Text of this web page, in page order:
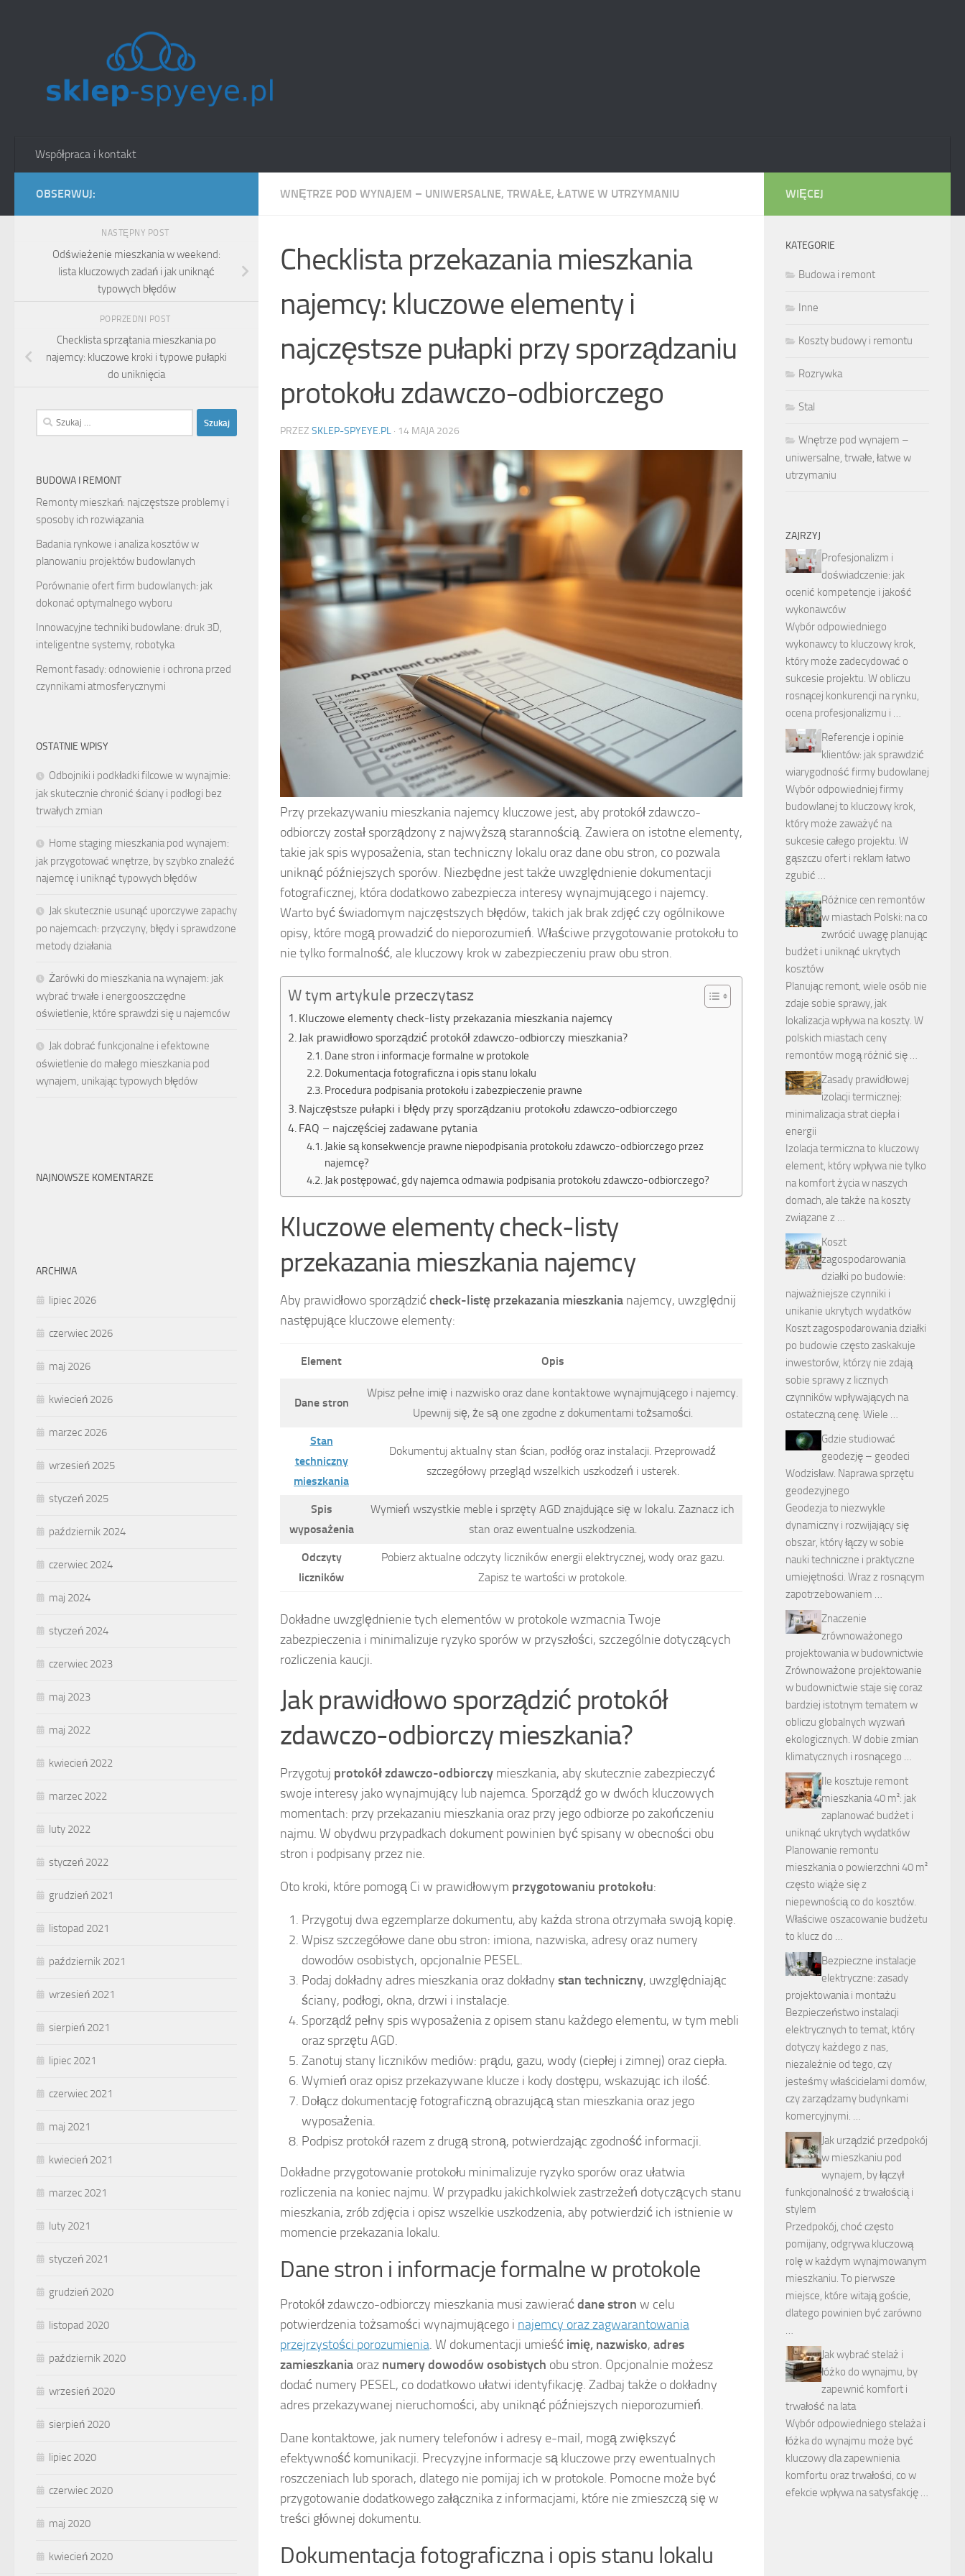
Współpraca i kontakt
WNĘTRZE POD WYNAJEM – UNIWERSALNE, TRWAŁE, ŁATWE W UTRZYMANIU
Checklista przekazania mieszkania
najemcy: kluczowe elementy i
najczęstsze pułapki przy sporządzaniu
protokołu zdawczo-odbiorczego
PRZEZ SKLEP-SPYEYE.PL · 14 MAJA 2026
Przy przekazywaniu mieszkania najemcy kluczowe jest, aby protokół zdawczo-
odbiorczy został sporządzony z najwyższą starannością. Zawiera on istotne elementy,
takie jak spis wyposażenia, stan techniczny lokalu oraz dane obu stron, co pozwala
uniknąć późniejszych sporów. Niezbędne jest także uwzględnienie dokumentacji
fotograficznej, która dodatkowo zabezpiecza interesy wynajmującego i najemcy.
Warto być świadomym najczęstszych błędów, takich jak brak zdjęć czy ogólnikowe
opisy, które mogą prowadzić do nieporozumień. Właściwe przygotowanie protokołu to
nie tylko formalność, ale kluczowy krok w zabezpieczeniu praw obu stron.
W tym artykule przeczytasz
Kluczowe elementy check-listy przekazania mieszkania najemcy
Jak prawidłowo sporządzić protokół zdawczo-odbiorczy mieszkania?
Dane stron i informacje formalne w protokole
Dokumentacja fotograficzna i opis stanu lokalu
Procedura podpisania protokołu i zabezpieczenie prawne
Najczęstsze pułapki i błędy przy sporządzaniu protokołu zdawczo-odbiorczego
FAQ – najczęściej zadawane pytania
Jakie są konsekwencje prawne niepodpisania protokołu zdawczo-odbiorczego przez
najemcę?
Jak postępować, gdy najemca odmawia podpisania protokołu zdawczo-odbiorczego?
Kluczowe elementy check-listy
przekazania mieszkania najemcy
Aby prawidłowo sporządzićcheck-listę przekazania mieszkania najemcy, uwzględnij
następujące kluczowe elementy:
Element Opis
Dane stron
Wpisz pełne imię i nazwisko oraz dane kontaktowe wynajmującego i najemcy.
Upewnij się, że są one zgodne z dokumentami tożsamości.
Stan
techniczny
mieszkania
Dokumentuj aktualny stan ścian, podłóg oraz instalacji. Przeprowadź
szczegółowy przegląd wszelkich uszkodzeń i usterek.
Spis
wyposażenia
Wymień wszystkie meble i sprzęty AGD znajdujące się w lokalu. Zaznacz ich
stan oraz ewentualne uszkodzenia.
Odczyty
liczników
Pobierz aktualne odczyty liczników energii elektrycznej, wody oraz gazu.
Zapisz te wartości w protokole.
Dokładne uwzględnienie tych elementów w protokole wzmacnia Twoje
zabezpieczenia i minimalizuje ryzyko sporów w przyszłości, szczególnie dotyczących
rozliczenia kaucji.
Jak prawidłowo sporządzić protokół
zdawczo-odbiorczy mieszkania?
Przygotuj protokół zdawczo-odbiorczy mieszkania, aby skutecznie zabezpieczyć
swoje interesy jako wynajmujący lub najemca. Sporządź go w dwóch kluczowych
momentach: przy przekazaniu mieszkania oraz przy jego odbiorze po zakończeniu
najmu. W obydwu przypadkach dokument powinien być spisany w obecności obu
stron i podpisany przez nie.
Oto kroki, które pomogą Ci w prawidłowym przygotowaniu protokołu:
Przygotuj dwa egzemplarze dokumentu, aby każda strona otrzymała swoją kopię.
Wpisz szczegółowe dane obu stron: imiona, nazwiska, adresy oraz numery
dowodów osobistych, opcjonalnie PESEL.
Podaj dokładny adres mieszkania oraz dokładny stan techniczny, uwzględniając
ściany, podłogi, okna, drzwi i instalacje.
Sporządź pełny spis wyposażenia z opisem stanu każdego elementu, w tym mebli
oraz sprzętu AGD.
Zanotuj stany liczników mediów: prądu, gazu, wody (ciepłej i zimnej) oraz ciepła.
Wymień oraz opisz przekazywane klucze i kody dostępu, wskazując ich ilość.
Dołącz dokumentację fotograficzną obrazującą stan mieszkania oraz jego
wyposażenia.
Podpisz protokół razem z drugą stroną, potwierdzając zgodność informacji.
Dokładne przygotowanie protokołu minimalizuje ryzyko sporów oraz ułatwia
rozliczenia na koniec najmu. W przypadku jakichkolwiek zastrzeżeń dotyczących stanu
mieszkania, zrób zdjęcia i opisz wszelkie uszkodzenia, aby potwierdzić ich istnienie w
momencie przekazania lokalu.
Dane stron i informacje formalne w protokole
Protokół zdawczo-odbiorczy mieszkania musi zawieraćdane stron w celu
potwierdzenia tożsamości wynajmującego i najemcy oraz zagwarantowania
przejrzystości porozumienia. W dokumentacji umieść imię, nazwisko, adres
zamieszkania oraz numery dowodów osobistych obu stron. Opcjonalnie możesz
dodać numery PESEL, co dodatkowo ułatwi identyfikację. Zadbaj także o dokładny
adres przekazywanej nieruchomości, aby uniknąć późniejszych nieporozumień.
Dane kontaktowe, jak numery telefonów i adresy e-mail, mogą zwiększyć
efektywność komunikacji. Precyzyjne informacje są kluczowe przy ewentualnych
roszczeniach lub sporach, dlatego nie pomijaj ich w protokole. Pomocne może być
przygotowanie dodatkowego załącznika z informacjami, które nie zmieszczą się w
treści głównej dokumentu.
Dokumentacja fotograficzna i opis stanu lokalu
OBSERWUJ:
NASTĘPNY POST
Odświeżenie mieszkania w weekend:
lista kluczowych zadań i jak uniknąć
typowych błędów
POPRZEDNI POST
Checklista sprzątania mieszkania po
najemcy: kluczowe kroki i typowe pułapki
do uniknięcia
Szukaj:
BUDOWA I REMONT
Remonty mieszkań: najczęstsze problemy i
sposoby ich rozwiązania
Badania rynkowe i analiza kosztów w
planowaniu projektów budowlanych
Porównanie ofert firm budowlanych: jak
dokonać optymalnego wyboru
Innowacyjne techniki budowlane: druk 3D,
inteligentne systemy, robotyka
Remont fasady: odnowienie i ochrona przed
czynnikami atmosferycznymi
OSTATNIE WPISY
Odbojniki i podkładki filcowe w wynajmie:
jak skutecznie chronić ściany i podłogi bez
trwałych zmian
Home staging mieszkania pod wynajem:
jak przygotować wnętrze, by szybko znaleźć
najemcę i uniknąć typowych błędów
Jak skutecznie usunąć uporczywe zapachy
po najemcach: przyczyny, błędy i sprawdzone
metody działania
Żarówki do mieszkania na wynajem: jak
wybrać trwałe i energooszczędne
oświetlenie, które sprawdzi się u najemców
Jak dobrać funkcjonalne i efektowne
oświetlenie do małego mieszkania pod
wynajem, unikając typowych błędów
NAJNOWSZE KOMENTARZE
ARCHIWA
lipiec 2026
czerwiec 2026
maj 2026
kwiecień 2026
marzec 2026
wrzesień 2025
styczeń 2025
październik 2024
czerwiec 2024
maj 2024
styczeń 2024
czerwiec 2023
maj 2023
maj 2022
kwiecień 2022
marzec 2022
luty 2022
styczeń 2022
grudzień 2021
listopad 2021
październik 2021
wrzesień 2021
sierpień 2021
lipiec 2021
czerwiec 2021
maj 2021
kwiecień 2021
marzec 2021
luty 2021
styczeń 2021
grudzień 2020
listopad 2020
październik 2020
wrzesień 2020
sierpień 2020
lipiec 2020
czerwiec 2020
maj 2020
kwiecień 2020
WIĘCEJ
KATEGORIE
Budowa i remont
Inne
Koszty budowy i remontu
Rozrywka
Stal
Wnętrze pod wynajem –
uniwersalne, trwałe, łatwe w
utrzymaniu
ZAJRZYJ
Profesjonalizm i
doświadczenie: jak
ocenić kompetencje i jakość
wykonawców
Wybór odpowiedniego
wykonawcy to kluczowy krok,
który może zadecydować o
sukcesie projektu. W obliczu
rosnącej konkurencji na rynku,
ocena profesjonalizmu i …
Referencje i opinie
klientów: jak sprawdzić
wiarygodność firmy budowlanej
Wybór odpowiedniej firmy
budowlanej to kluczowy krok,
który może zaważyć na
sukcesie całego projektu. W
gąszczu ofert i reklam łatwo
zgubić …
Różnice cen remontów
w miastach Polski: na co
zwrócić uwagę planując
budżet i uniknąć ukrytych
kosztów
Planując remont, wiele osób nie
zdaje sobie sprawy, jak
lokalizacja wpływa na koszty. W
polskich miastach ceny
remontów mogą różnić się …
Zasady prawidłowej
izolacji termicznej:
minimalizacja strat ciepła i
energii
Izolacja termiczna to kluczowy
element, który wpływa nie tylko
na komfort życia w naszych
domach, ale także na koszty
związane z …
Koszt
zagospodarowania
działki po budowie:
najważniejsze czynniki i
unikanie ukrytych wydatków
Koszt zagospodarowania działki
po budowie często zaskakuje
inwestorów, którzy nie zdają
sobie sprawy z licznych
czynników wpływających na
ostateczną cenę. Wiele …
Gdzie studiować
geodezję – geodeci
Wodzisław. Naprawa sprzętu
geodezyjnego
Geodezja to niezwykle
dynamiczny i rozwijający się
obszar, który łączy w sobie
nauki techniczne i praktyczne
umiejętności. Wraz z rosnącym
zapotrzebowaniem …
Znaczenie
zrównoważonego
projektowania w budownictwie
Zrównoważone projektowanie
w budownictwie staje się coraz
bardziej istotnym tematem w
obliczu globalnych wyzwań
ekologicznych. W dobie zmian
klimatycznych i rosnącego …
Ile kosztuje remont
mieszkania 40 m²: jak
zaplanować budżet i
uniknąć ukrytych wydatków
Planowanie remontu
mieszkania o powierzchni 40 m²
często wiąże się z
niepewnością co do kosztów.
Właściwe oszacowanie budżetu
to klucz do …
Bezpieczne instalacje
elektryczne: zasady
projektowania i montażu
Bezpieczeństwo instalacji
elektrycznych to temat, który
dotyczy każdego z nas,
niezależnie od tego, czy
jesteśmy właścicielami domów,
czy zarządzamy budynkami
komercyjnymi. …
Jak urządzić przedpokój
w mieszkaniu pod
wynajem, by łączył
funkcjonalność z trwałością i
stylem
Przedpokój, choć często
pomijany, odgrywa kluczową
rolę w każdym wynajmowanym
mieszkaniu. To pierwsze
miejsce, które witają goście,
dlatego powinien być zarówno
…
Jak wybrać stelaż i
łóżko do wynajmu, by
zapewnić komfort i
trwałość na lata
Wybór odpowiedniego stelaża i
łóżka do wynajmu może być
kluczowy dla zapewnienia
komfortu oraz trwałości, co w
efekcie wpływa na satysfakcję …